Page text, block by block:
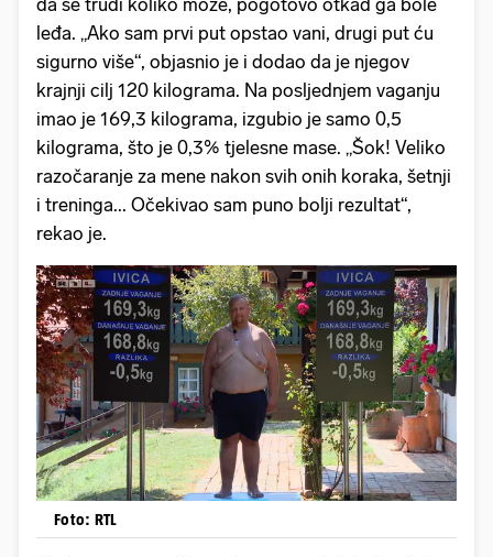
da se trudi koliko može, pogotovo otkad ga bole
leđa. „Ako sam prvi put opstao vani, drugi put ću
sigurno više“, objasnio je i dodao da je njegov
krajnji cilj 120 kilograma. Na posljednjem vaganju
imao je 169,3 kilograma, izgubio je samo 0,5
kilograma, što je 0,3% tjelesne mase. „Šok! Veliko
razočaranje za mene nakon svih onih koraka, šetnji
i treninga... Očekivao sam puno bolji rezultat“,
rekao je.
Foto: RTL